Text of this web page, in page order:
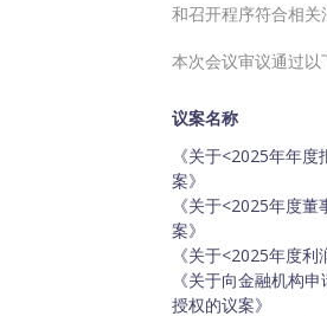
和召开程序符合相
本次会议审议通过以
议案名称
《关于<2025年年
案》
《关于<2025年度
案》
《关于<2025年度利
《关于向金融机构
授权的议案》